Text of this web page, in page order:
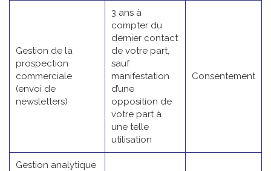
Gestion de la
prospection
commerciale
(envoi de
newsletters)
3 ans à
compter du
dernier contact
de votre part,
sauf
manifestation
d’une
opposition de
votre part à
une telle
utilisation
Consentement
Gestion analytique